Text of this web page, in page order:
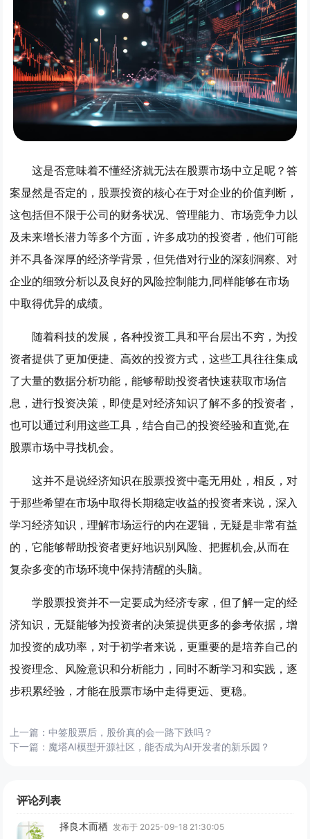
这是否意味着不懂经济就无法在股票市场中立足呢？答
案显然是否定的，股票投资的核心在于对企业的价值判断，
这包括但不限于公司的财务状况、管理能力、市场竞争力以
及未来增长潜力等多个方面，许多成功的投资者，他们可能
并不具备深厚的经济学背景，但凭借对行业的深刻洞察、对
企业的细致分析以及良好的风险控制能力,同样能够在市场
中取得优异的成绩。
随着科技的发展，各种投资工具和平台层出不穷，为投
资者提供了更加便捷、高效的投资方式，这些工具往往集成
了大量的数据分析功能，能够帮助投资者快速获取市场信
息，进行投资决策，即使是对经济知识了解不多的投资者，
也可以通过利用这些工具，结合自己的投资经验和直觉,在
股票市场中寻找机会。
这并不是说经济知识在股票投资中毫无用处，相反，对
于那些希望在市场中取得长期稳定收益的投资者来说，深入
学习经济知识，理解市场运行的内在逻辑，无疑是非常有益
的，它能够帮助投资者更好地识别风险、把握机会,从而在
复杂多变的市场环境中保持清醒的头脑。
学股票投资并不一定要成为经济专家，但了解一定的经
济知识，无疑能够为投资者的决策提供更多的参考依据，增
加投资的成功率，对于初学者来说，更重要的是培养自己的
投资理念、风险意识和分析能力，同时不断学习和实践，逐
步积累经验，才能在股票市场中走得更远、更稳。
上一篇：中签股票后，股价真的会一路下跌吗？
下一篇： 魔塔AI模型开源社区，能否成为AI开发者的新乐园？
评论列表
择良木而栖 发布于 2025-09-18 21:30:05